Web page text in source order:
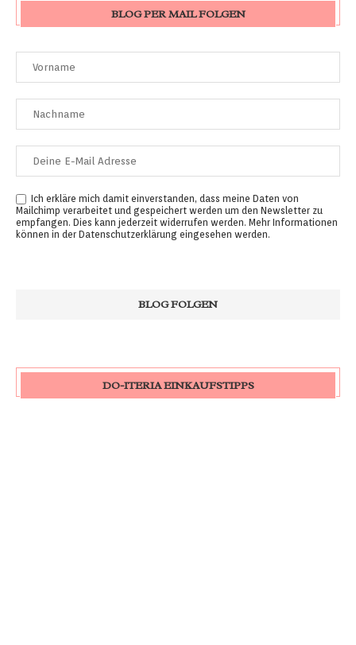
BLOG PER MAIL FOLGEN
Ich erkläre mich damit einverstanden, dass meine Daten von
Mailchimp verarbeitet und gespeichert werden um den Newsletter zu
empfangen. Dies kann jederzeit widerrufen werden. Mehr Informationen
können in der Datenschutzerklärung eingesehen werden.
DO-ITERIA EINKAUFSTIPPS